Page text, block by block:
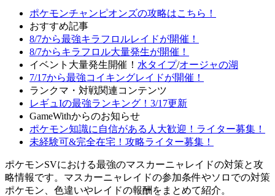
ポケモンチャンピオンズの攻略はこちら！
おすすめ記事
8/7から最強キラフロルレイドが開催！
8/7からキラフロル大量発生が開催！
イベント大量発生開催！ 水タイプ/オージャの湖
7/17から最強コイキングレイドが開催！
ランクマ・対戦関連コンテンツ
レギュIの最強ランキング！3/17更新
GameWithからのお知らせ
ポケモン知識に自信がある人大歓迎！ライター募集！
未経験可&完全在宅！攻略ライター募集！
ポケモンSVにおける最強のマスカーニャレイドの対策と攻
略情報です。マスカーニャレイドの参加条件やソロでの対策
ポケモン、色違いやレイドの報酬をまとめて紹介。